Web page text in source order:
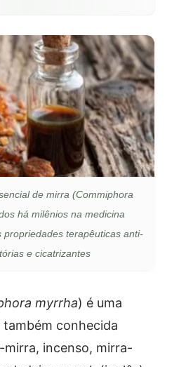
de mirra (Commiphora
há milênios na medicina
propriedades terapêuticas anti-
e cicatrizantes
myrrha) é uma
conhecida
incenso, mirra-